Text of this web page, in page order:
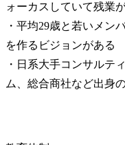
ォーカスしていて残業
・平均29歳と若いメン
を作るビジョンがある
・日系大手コンサルテ
ム、総合商社など出身